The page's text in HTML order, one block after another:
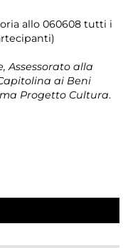
allo 060608 tutti i
Assessorato alla
ai Beni
Progetto Cultura.